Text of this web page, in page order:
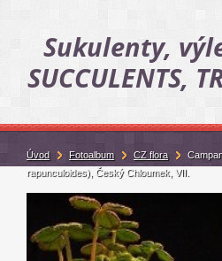
Sukulenty,
SUCCULENTS,
Úvod Fotoalbum CZ flora
rapunculoides), Český Chloumek, VII.